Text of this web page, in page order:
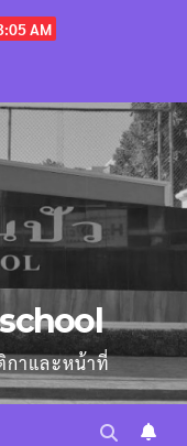
AM
school
กาและหน้าที่